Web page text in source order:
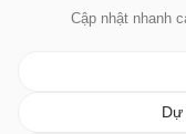
Cập nhật nhanh
Dự